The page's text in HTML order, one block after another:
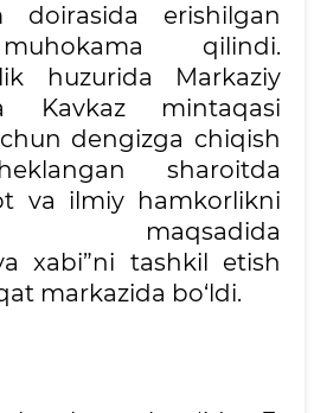
doirasida erishilgan
qilindi.
huzurida Markaziy
Kavkaz mintaqasi
dengizga chiqish
sharoitda
va ilmiy hamkorlikni
maqsadida
xabi”ni tashkil etish
markazida bo‘ldi.